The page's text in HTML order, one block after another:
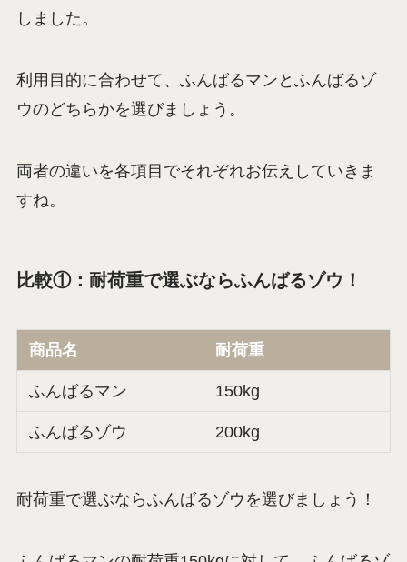
しました。
利用目的に合わせて、ふんばるマンとふんばるゾ
ウのどちらかを選びましょう。
両者の違いを各項目でそれぞれお伝えしていきま
すね。
比較①：耐荷重で選ぶならふんばるゾウ！
商品名 耐荷重
ふんばるマン 150kg
ふんばるゾウ 200kg
耐荷重で選ぶならふんばるゾウを選びましょう！